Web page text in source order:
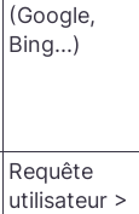
(Google,
Bing...)
Requête
utilisateur >